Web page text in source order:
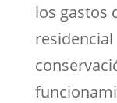
los gastos